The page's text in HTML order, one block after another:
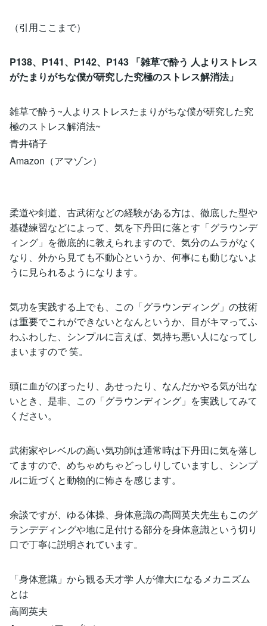
（引用ここまで）
P138、P141、P142、P143 「雑草で酔う 人よりストレス
がたまりがちな僕が研究した究極のストレス解消法」
雑草で酔う~人よりストレスたまりがちな僕が研究した究
極のストレス解消法~
青井硝子
Amazon（アマゾン）
柔道や剣道、古武術などの経験がある方は、徹底した型や
基礎練習などによって、気を下丹田に落とす「グラウンデ
ィング」を徹底的に教えられますので、気分のムラがなく
なり、外から見ても不動心というか、何事にも動じないよ
うに見られるようになります。
気功を実践する上でも、この「グラウンディング」の技術
は重要でこれができないとなんというか、目がキマってふ
わふわした、シンプルに言えば、気持ち悪い人になってし
まいますので 笑。
頭に血がのぼったり、あせったり、なんだかやる気が出な
いとき、是非、この「グラウンディング」を実践してみて
ください。
武術家やレベルの高い気功師は通常時は下丹田に気を落し
てますので、めちゃめちゃどっしりしていますし、シンプ
ルに近づくと動物的に怖さを感じます。
余談ですが、ゆる体操、身体意識の高岡英夫先生もこのグ
ランデディングや地に足付ける部分を身体意識という切り
口で丁寧に説明されています。
「身体意識」から観る天才学 人が偉大になるメカニズム
とは
高岡英夫